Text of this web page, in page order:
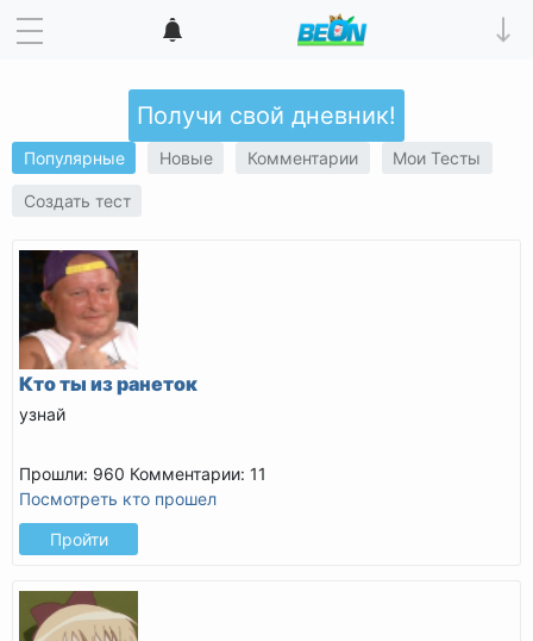
Получи свой дневник!
Популярные Новые Комментарии Мои Тесты
Создать тест
Кто ты из ранеток
узнай
Прошли: 960 Комментарии: 11
Посмотреть кто прошел
Пройти